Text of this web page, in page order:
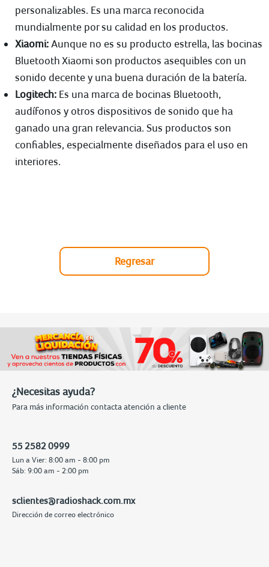
personalizables. Es una marca reconocida
mundialmente por su calidad en los productos.
Xiaomi: Aunque no es su producto estrella, las bocinas
Bluetooth Xiaomi son productos asequibles con un
sonido decente y una buena duración de la batería.
Logitech: Es una marca de bocinas Bluetooth,
audífonos y otros dispositivos de sonido que ha
ganado una gran relevancia. Sus productos son
confiables, especialmente diseñados para el uso en
interiores.
Regresar
¿Necesitas ayuda?
Para más información contacta atención a cliente
55 2582 0999
Lun a Vier: 8:00 am - 8:00 pm
Sáb: 9:00 am - 2:00 pm
sclientes@radioshack.com.mx
Dirección de correo electrónico